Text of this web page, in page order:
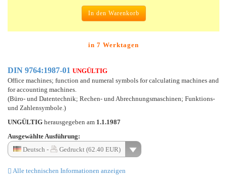
In den Warenkorb
in 7 Werktagen
DIN 9764:1987-01 UNGÜLTIG
Office machines; function and numeral symbols for calculating machines and
for accounting machines.
(Büro- und Datentechnik; Rechen- und Abrechnungsmaschinen; Funktions-
und Zahlensymbole.)
UNGÜLTIG herausgegeben am 1.1.1987
Ausgewählte Ausführung:
Deutsch -
Gedruckt (62.40 EUR)
Alle technischen Informationen anzeigen